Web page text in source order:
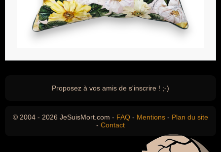
Proposez à vos amis de s'inscrire ! ;-)
© 2004 - 2026 JeSuisMort.com - FAQ - Mentions - Plan du site
- Contact